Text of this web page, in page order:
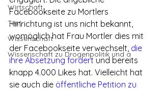
Wirtschaft
Test
Wissenschaft
Wissenschaft zu Drogenpolitik und a
Facebookseite zu Mortlers
Hinrichtung ist uns nicht bekannt,
womöglich hat Frau Mortler dies mit
der Facebookseite verwechselt, die
ihre Absetzung fordert und bereits
knapp 4.000 Likes hat. Vielleicht hat
sie auch die öffentliche Petition zu